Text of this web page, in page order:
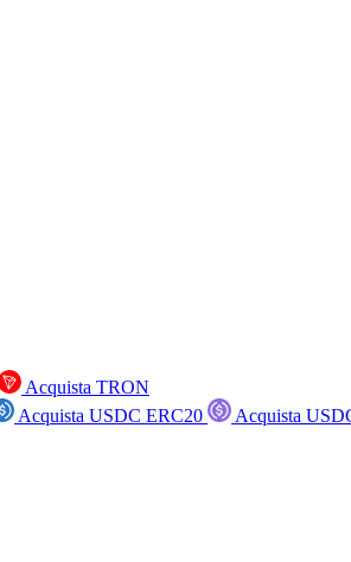
Acquista TRON
Acquista USDC ERC20
Acquista